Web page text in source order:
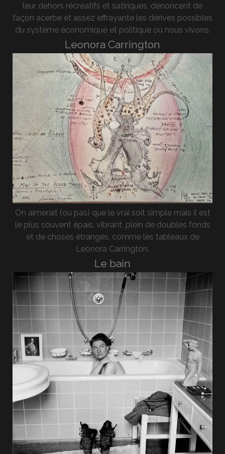
leur dehors récréatifs et satiriques, dénoncent de
façon acerbe et assez effrayante les dérives possibles
du système économique et politique où nous vivons.
Leonora Carrington
On aimerait (ou pas) que le vrai soit simple mais il est
le plus souvent épais, vibrant, plein de doubles fonds
et de choses étranges, comme les tableaux de
Leonora Carrington.
Le bain